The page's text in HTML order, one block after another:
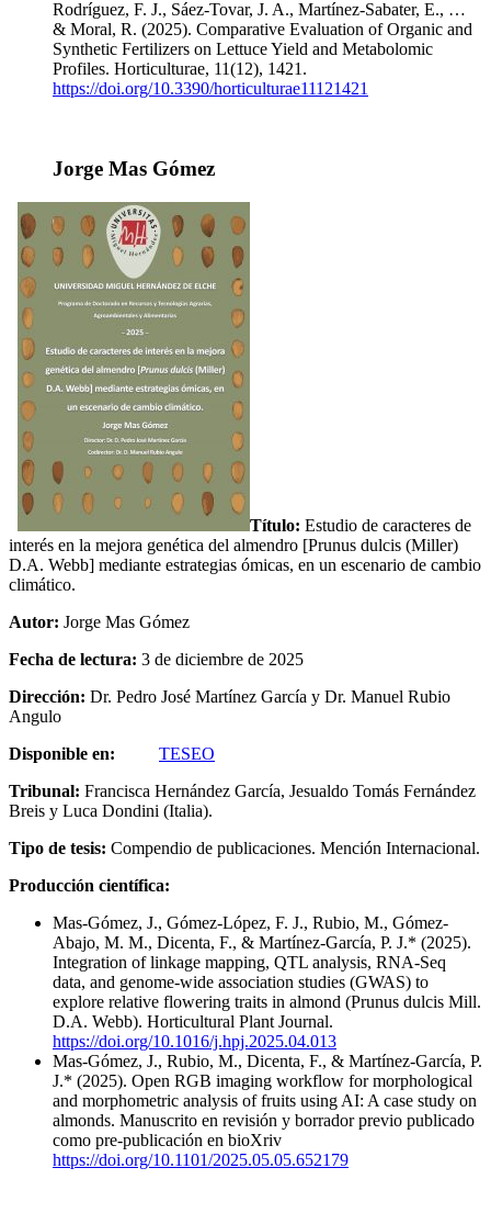
Rodríguez, F. J., Sáez-Tovar, J. A., Martínez-Sabater, E., …
& Moral, R. (2025). Comparative Evaluation of Organic and
Synthetic Fertilizers on Lettuce Yield and Metabolomic
Profiles. Horticulturae, 11(12), 1421.
https://doi.org/10.3390/horticulturae11121421
Jorge Mas Gómez
Título: Estudio de caracteres de
interés en la mejora genética del almendro [Prunus dulcis (Miller)
D.A. Webb] mediante estrategias ómicas, en un escenario de cambio
climático.
Autor: Jorge Mas Gómez
Fecha de lectura: 3 de diciembre de 2025
Dirección: Dr. Pedro José Martínez García y Dr. Manuel Rubio
Angulo
Disponible en: TESEO
Tribunal: Francisca Hernández García, Jesualdo Tomás Fernández
Breis y Luca Dondini (Italia).
Tipo de tesis: Compendio de publicaciones. Mención Internacional.
Producción científica:
Mas-Gómez, J., Gómez-López, F. J., Rubio, M., Gómez-
Abajo, M. M., Dicenta, F., & Martínez-García, P. J.* (2025).
Integration of linkage mapping, QTL analysis, RNA-Seq
data, and genome-wide association studies (GWAS) to
explore relative flowering traits in almond (Prunus dulcis Mill.
D.A. Webb). Horticultural Plant Journal.
https://doi.org/10.1016/j.hpj.2025.04.013
Mas-Gómez, J., Rubio, M., Dicenta, F., & Martínez-García, P.
J.* (2025). Open RGB imaging workflow for morphological
and morphometric analysis of fruits using AI: A case study on
almonds. Manuscrito en revisión y borrador previo publicado
como pre-publicación en bioXriv
https://doi.org/10.1101/2025.05.05.652179